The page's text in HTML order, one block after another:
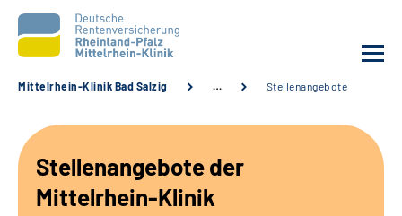
Unsere Angebote
Mittelrhein-Klinik Bad Salzig … Stellenangebote
Stellenangebote der
Mittelrhein-Klinik